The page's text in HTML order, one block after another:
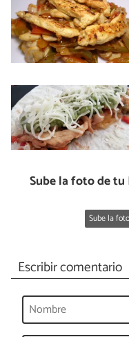
Sube la foto de tu
Sube la
Escribir comentario